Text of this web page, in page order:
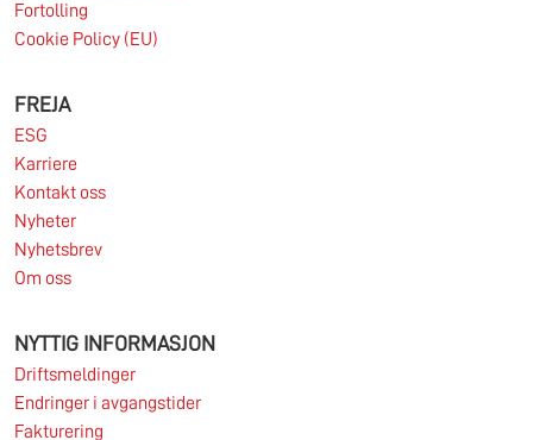
Fortolling
Cookie Policy (EU)
FREJA
ESG
Karriere
Kontakt oss
Nyheter
Nyhetsbrev
Om oss
NYTTIG INFORMASJON
Driftsmeldinger
Endringer i avgangstider
Fakturering